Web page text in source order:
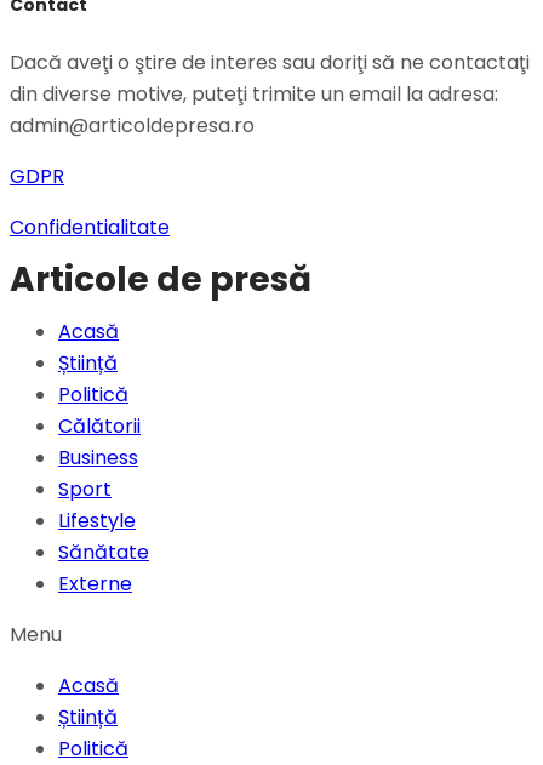
Contact
Dacă aveţi o ştire de interes sau doriţi să ne contactaţi
din diverse motive, puteţi trimite un email la adresa:
admin@articoldepresa.ro
GDPR
Confidentialitate
Articole de presă
Acasă
Știință
Politică
Călătorii
Business
Sport
Lifestyle
Sănătate
Externe
Menu
Acasă
Știință
Politică